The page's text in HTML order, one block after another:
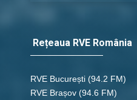
Rețeaua RVE România
RVE București (94.2 FM)
RVE Brașov (94.6 FM)